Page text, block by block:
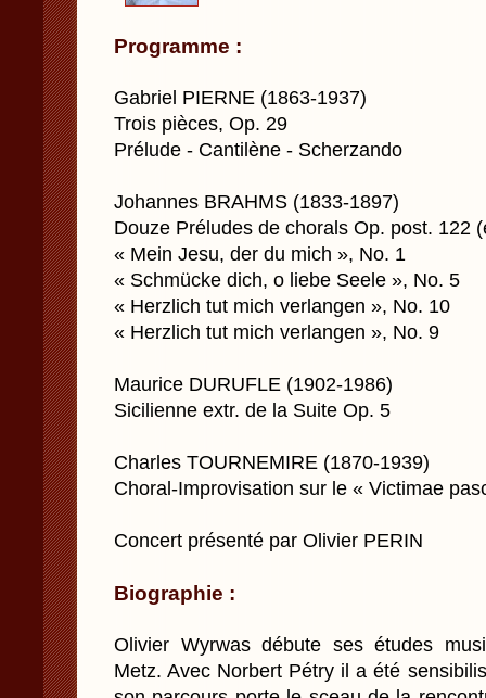
Programme :
Gabriel PIERNE (1863-1937)
Trois pièces, Op. 29
Prélude - Cantilène - Scherzando
Johannes BRAHMS (1833-1897)
Douze Préludes de chorals Op. post. 122
« Mein Jesu, der du mich », No. 1
« Schmücke dich, o liebe Seele », No. 5
« Herzlich tut mich verlangen », No. 10
« Herzlich tut mich verlangen », No. 9
Maurice DURUFLE (1902-1986)
Sicilienne extr. de la Suite Op. 5
Charles TOURNEMIRE (1870-1939)
Choral-Improvisation sur le « Victimae
Concert présenté par Olivier PERIN
Biographie :
Olivier Wyrwas débute ses études
Metz. Avec Norbert Pétry il a été